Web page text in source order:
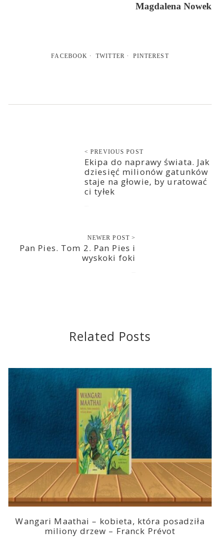
Magdalena Nowek
FACEBOOK TWITTER PINTEREST
< PREVIOUS POST
Ekipa do naprawy świata. Jak
dziesięć milionów gatunków
staje na głowie, by uratować
ci tyłek
NEWER POST >
Pan Pies. Tom 2. Pan Pies i
wyskoki foki
Related Posts
Wangari Maathai – kobieta, która posadziła
miliony drzew – Franck Prévot